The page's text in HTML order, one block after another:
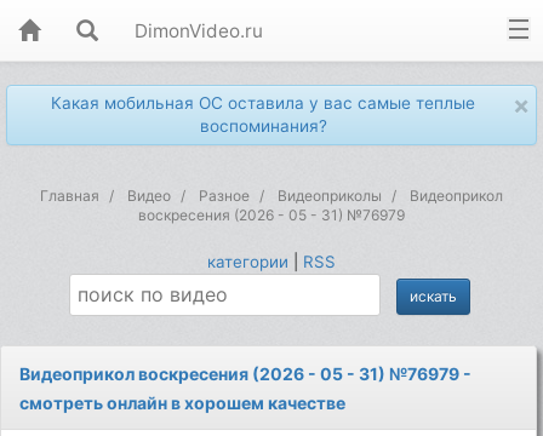
DimonVideo.ru
×
Какая мобильная ОС оставила у вас самые теплые
воспоминания?
Главная Видео Разное Видеоприколы
Видеоприкол
воскресения (2026 - 05 - 31) №76979
категории RSS
Видеоприкол воскресения (2026 - 05 - 31) №76979 -
смотреть онлайн в хорошем качестве